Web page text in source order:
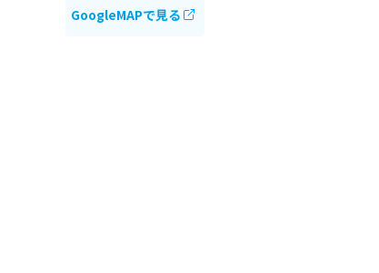
GoogleMAPで見る